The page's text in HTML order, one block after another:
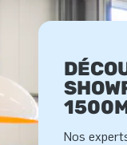
Nos